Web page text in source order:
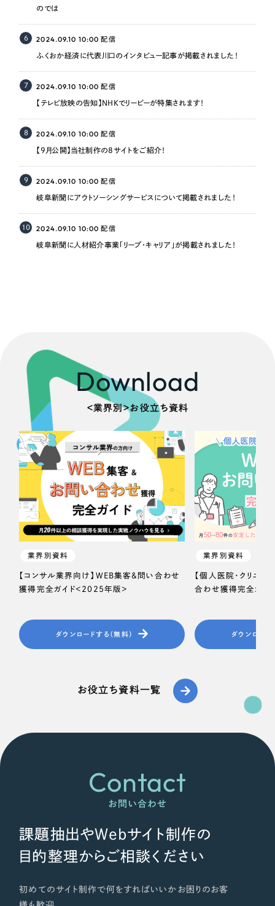
のでは
6 2024.09.10 10:00配信
ふくおか経済に代表川口のインタビュー記事が掲載されました！
7 2024.09.10 10:00配信
【テレビ放映の告知】NHKでリーピーが特集されます！
8 2024.09.10 10:00配信
【9月公開】当社制作の8サイトをご紹介！
9 2024.09.10 10:00配信
岐阜新聞にアウトソーシングサービスについて掲載されました！
10 2024.09.10 10:00配信
岐阜新聞に人材紹介事業「リープ・キャリア」が掲載されました！
Download
＜業界別＞お役立ち資料
業界別資料
【コンサル業界向け】WEB集客＆問い合わせ
獲得完全ガイド＜2025年版＞
ダウンロードする（無料）
業界別資料
【個人医院・クリニッ
合わせ獲得完全ガイ
ダウンロード
お役立ち資料一覧
Contact
お問い合わせ
課題抽出やWebサイト制作の
目的整理からご相談ください
初めてのサイト制作で何をすればいいかお困りのお客